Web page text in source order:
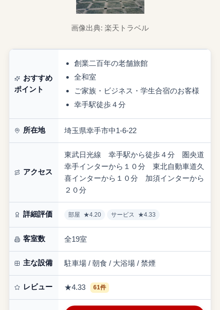
画像出典: 楽天トラベル
おすすめ
ポイント
創業二百年の老舗旅館
全和室
ご家族・ビジネス・学生合宿のお客様
幸手駅徒歩４分
所在地 埼玉県幸手市中1-6-22
アクセス
東武日光線 幸手駅から徒歩４分 圏央道
幸手インターから１０分 東北自動車道久
喜インターから１０分 加須インターから
２０分
詳細評価 部屋 ★4.20 サービス ★4.33
客室数 全19室
主な設備 駐車場 / 朝食 / 大浴場 / 禁煙
レビュー ★4.33 61件